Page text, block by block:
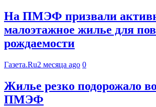
На ПМЭФ призвали
малоэтажное жилье для
рождаемости
Газета.Ru2 месяца ago 0
Жилье резко подорожало
ПМЭФ